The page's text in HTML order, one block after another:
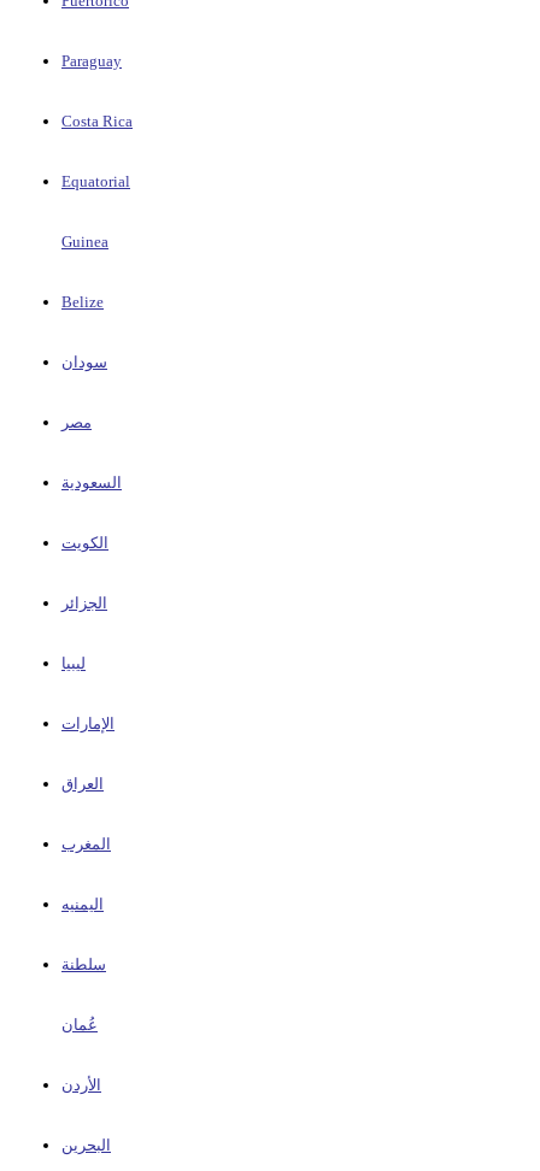
Paraguay
Costa Rica
Equatorial
Guinea
Belize
سودان
مصر
السعودية
الكويت
الجزائر
ليبيا
الإمارات
العراق
المغرب
اليمنيه
سلطنة
عُمان
الأردن
البحرين